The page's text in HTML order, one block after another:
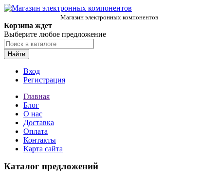
Магазин электронных компонентов
Корзина ждет
Выберите любое предложение
Найти
Вход
Регистрация
Главная
Блог
О нас
Доставка
Оплата
Контакты
Карта сайта
Каталог предложений